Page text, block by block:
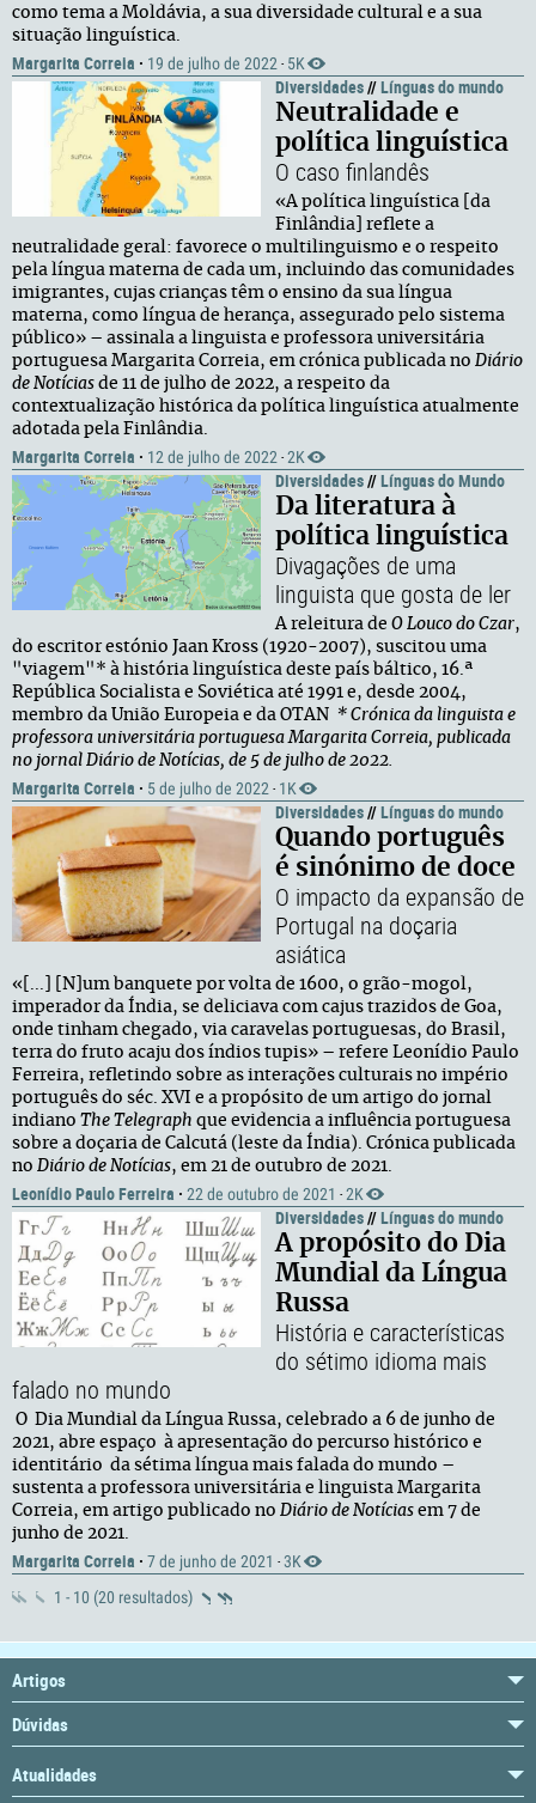
como tema a Moldávia, a sua diversidade cultural e a sua
situação linguística.
Margarita Correia · 19 de julho de 2022 · 5K
Diversidades//Línguas do mundo
Neutralidade e
política linguística
O caso finlandês
«A política linguística [da
Finlândia] reflete a
neutralidade geral: favorece o multilinguismo e o respeito
pela língua materna de cada um, incluindo das comunidades
imigrantes, cujas crianças têm o ensino da sua língua
materna, como língua de herança, assegurado pelo sistema
público» – assinala a linguista e professora universitária
portuguesa Margarita Correia, em crónica publicada no Diário
de Notícias de 11 de julho de 2022, a respeito da
contextualização histórica da política linguística atualmente
adotada pela Finlândia.
Margarita Correia · 12 de julho de 2022 · 2K
Diversidades//Línguas do Mundo
Da literatura à
política linguística
Divagações de uma
linguista que gosta de ler
A releitura de O Louco do Czar,
do escritor estónio Jaan Kross (1920-2007), suscitou uma
"viagem"* à história linguística deste país báltico, 16.ª
República Socialista e Soviética até 1991 e, desde 2004,
membro da União Europeia e da OTAN * Crónica da linguista e
professora universitária portuguesa Margarita Correia, publicada
no jornal Diário de Notícias, de 5 de julho de 2022.
Margarita Correia · 5 de julho de 2022 · 1K
Diversidades//Línguas do mundo
Quando português
é sinónimo de doce
O impacto da expansão de
Portugal na doçaria
asiática
«[...] [N]um banquete por volta de 1600, o grão-mogol,
imperador da Índia, se deliciava com cajus trazidos de Goa,
onde tinham chegado, via caravelas portuguesas, do Brasil,
terra do fruto acaju dos índios tupis» – refere Leonídio Paulo
Ferreira, refletindo sobre as interações culturais no império
português do séc. XVI e a propósito de um artigo do jornal
indiano The Telegraph que evidencia a influência portuguesa
sobre a doçaria de Calcutá (leste da Índia). Crónica publicada
no Diário de Notícias, em 21 de outubro de 2021.
Leonídio Paulo Ferreira · 22 de outubro de 2021 · 2K
Diversidades//Línguas do mundo
A propósito do Dia
Mundial da Língua
Russa
História e características
do sétimo idioma mais
falado no mundo
O Dia Mundial da Língua Russa, celebrado a 6 de junho de
2021, abre espaço à apresentação do percurso histórico e
identitário da sétima língua mais falada do mundo –
sustenta a professora universitária e linguista Margarita
Correia, em artigo publicado no Diário de Notícias em 7 de
junho de 2021.
Margarita Correia · 7 de junho de 2021 · 3K
1 - 10 (20 resultados)
Artigos
Dúvidas
Atualidades